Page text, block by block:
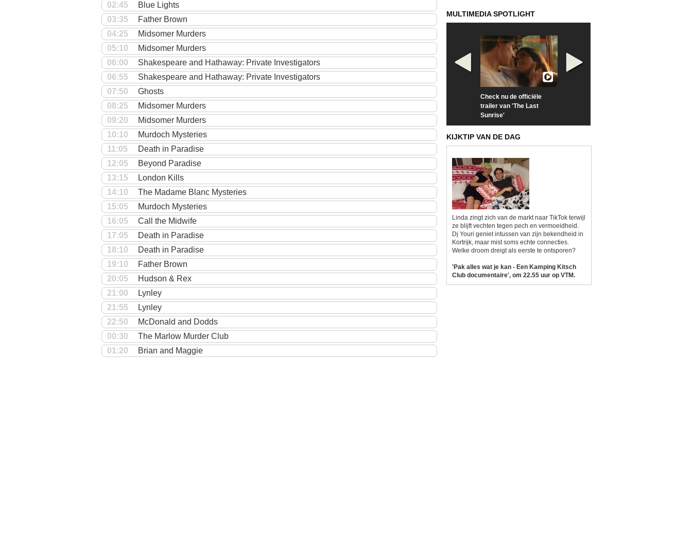
02:45
Blue Lights
03:35
Father Brown
04:25
Midsomer Murders
05:10
Midsomer Murders
06:00
Shakespeare and Hathaway: Private Investigators
06:55
Shakespeare and Hathaway: Private Investigators
07:50
Ghosts
08:25
Midsomer Murders
09:20
Midsomer Murders
10:10
Murdoch Mysteries
11:05
Death in Paradise
12:05
Beyond Paradise
13:15
London Kills
14:10
The Madame Blanc Mysteries
15:05
Murdoch Mysteries
16:05
Call the Midwife
17:05
Death in Paradise
18:10
Death in Paradise
19:10
Father Brown
20:05
Hudson & Rex
21:00
Lynley
21:55
Lynley
22:50
McDonald and Dodds
00:30
The Marlow Murder Club
01:20
Brian and Maggie
MULTIMEDIA SPOTLIGHT
Check nu de officiële
trailer van 'The Last
Sunrise'
KIJKTIP VAN DE DAG
Linda zingt zich van de markt naar TikTok terwijl
ze blijft vechten tegen pech en vermoeidheid.
Dj Youri geniet intussen van zijn bekendheid in
Kortrijk, maar mist soms echte connecties.
Welke droom dreigt als eerste te ontsporen?
'Pak alles wat je kan - Een Kamping Kitsch
Club documentaire', om 22.55 uur op VTM.